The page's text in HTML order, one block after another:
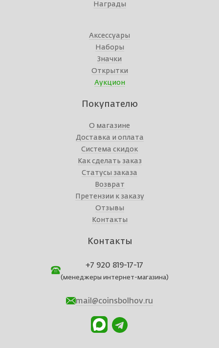
Награды
Аксессуары
Наборы
Значки
Открытки
Аукцион
Покупателю
О магазине
Доставка и оплата
Система скидок
Как сделать заказ
Статусы заказа
Возврат
Претензии к заказу
Отзывы
Контакты
Контакты
+7 920 819-17-17
(менеджеры интернет-магазина)
mail@coinsbolhov.ru